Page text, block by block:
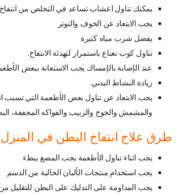
يمكنك تناول اعشاب تساعد في التخلص من انتفاخ
يجب الابتعاد عن الخوف والتوتر
يفضل شرب مياه كثيرة
تناول كوب نعناع باستمرار لتهدئة الانتفاخ.
عند الإصابة بالإمساك يجب الاستعانة ببعض
زيادة النشاط البدني.
يجب الابتعاد عن تناول بعض الأطعمة التي تسبب
والمشمش والخوخ والزبيب والفواكه المجففة،
طرق علاج انتفاخ البطن في المنزل
يجب اثناء تناول الأطعمة يجب المضغ ببطء
يجب استخدام منتجات الألبان الخالية من الدسم
يجب المداومة على التدليك على البطن للتقليل من